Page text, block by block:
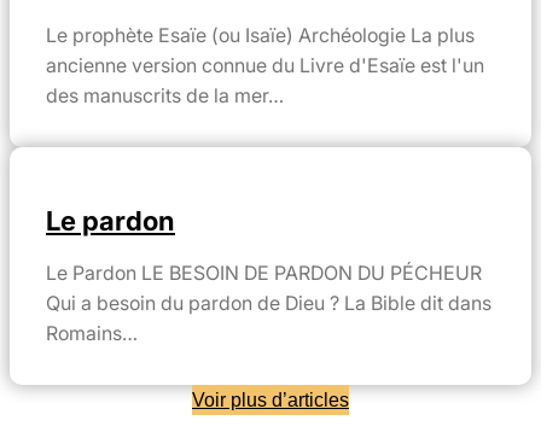
Le prophète Esaïe (ou Isaïe) Archéologie La plus
ancienne version connue du Livre d'Esaïe est l'un
des manuscrits de la mer…
Le pardon
Le Pardon LE BESOIN DE PARDON DU PÉCHEUR
Qui a besoin du pardon de Dieu ? La Bible dit dans
Romains…
Voir plus d’articles